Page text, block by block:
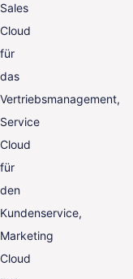
Sales
Cloud
für
das
Vertriebsmanagement,
Service
Cloud
für
den
Kundenservice,
Marketing
Cloud